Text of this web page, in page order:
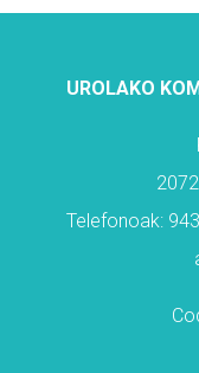
UROLAKO
Telefonoak: